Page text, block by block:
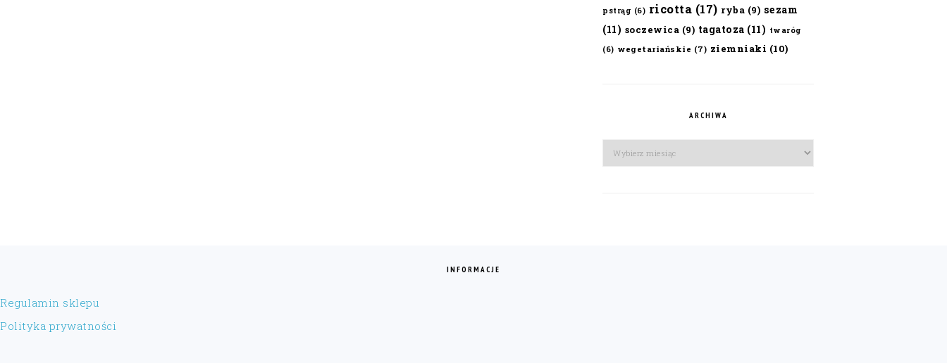
pstrąg (6) ricotta (17) ryba (9) sezam
(11) soczewica (9) tagatoza (11) twaróg
(6) wegetariańskie (7) ziemniaki (10)
ARCHIWA
Archiwa
INFORMACJE
Regulamin sklepu
Polityka prywatności